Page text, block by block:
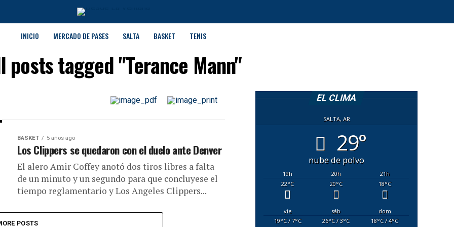
INICIO MERCADO DE PASES SALTA BASKET TENIS
posts tagged "Terance Mann"
BASKET 5 años ago
Los Clippers se quedaron con el duelo ante Denver
El alero Amir Coffey anotó dos tiros libres a falta
de un minuto y un segundo para que concluyese el
tiempo reglamentario y Los Angeles Clippers...
POSTS
EL CLIMA
SALTA, AR
29°
nube de polvo
19h 20h 21h
22°C 20°C 18°C
vie sáb
dom
19°C/ 7°C 26°C/ 3°C 18°C/ 4°C